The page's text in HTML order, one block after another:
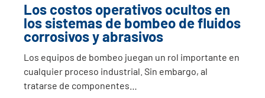
Los costos operativos ocultos en
los sistemas de bombeo de fluidos
corrosivos y abrasivos
Los equipos de bombeo juegan un rol importante en
cualquier proceso industrial. Sin embargo, al
tratarse de componentes…